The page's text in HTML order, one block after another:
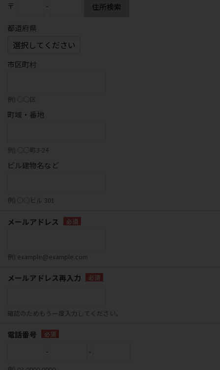
〒
- 住所検索
都道府県
市区町村
例) ○○区
町域・番地
例) ○○町3-24
ビル建物名など
例) ○○ビル 301
メールアドレス
例) example@example.com
メールアドレス再入力
確認のためもう一度入力してください。
電話番号
-
-